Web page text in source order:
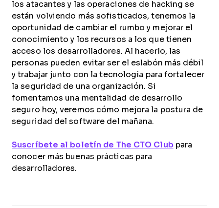
los atacantes y las operaciones de hacking se
están volviendo más sofisticados, tenemos la
oportunidad de cambiar el rumbo y mejorar el
conocimiento y los recursos a los que tienen
acceso los desarrolladores. Al hacerlo, las
personas pueden evitar ser el eslabón más débil
y trabajar junto con la tecnología para fortalecer
la seguridad de una organización. Si
fomentamos una mentalidad de desarrollo
seguro hoy, veremos cómo mejora la postura de
seguridad del software del mañana.
Suscríbete al boletín de The CTO Clubpara
conocer más buenas prácticas para
desarrolladores.